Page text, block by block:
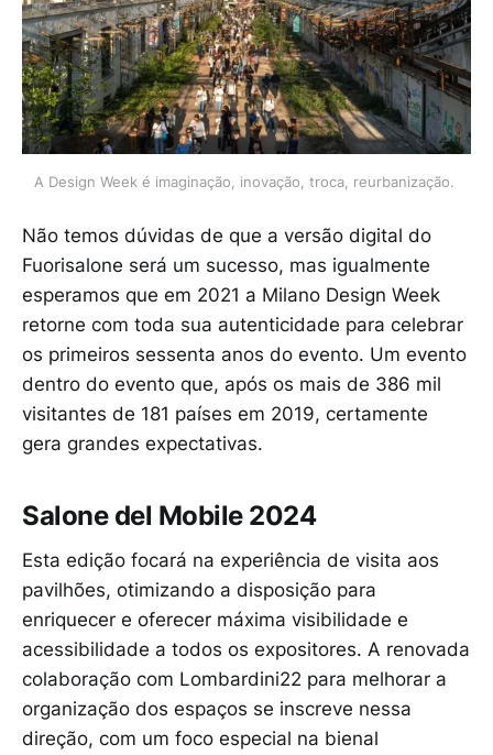
A Design Week é imaginação, inovação, troca, reurbanização.
Não temos dúvidas de que a versão digital do
Fuorisalone será um sucesso, mas igualmente
esperamos que em 2021 a Milano Design Week
retorne com toda sua autenticidade para celebrar
os primeiros sessenta anos do evento. Um evento
dentro do evento que, após os mais de 386 mil
visitantes de 181 países em 2019, certamente
gera grandes expectativas.
Salone del Mobile 2024
Esta edição focará na experiência de visita aos
pavilhões, otimizando a disposição para
enriquecer e oferecer máxima visibilidade e
acessibilidade a todos os expositores. A renovada
colaboração com Lombardini22 para melhorar a
organização dos espaços se inscreve nessa
direção, com um foco especial na bienal